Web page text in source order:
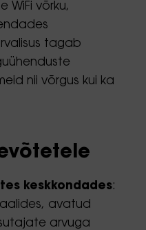
WiFi võrku,
tagab
nii võrgus kui ka
keskkondades:
avatud
arvuga